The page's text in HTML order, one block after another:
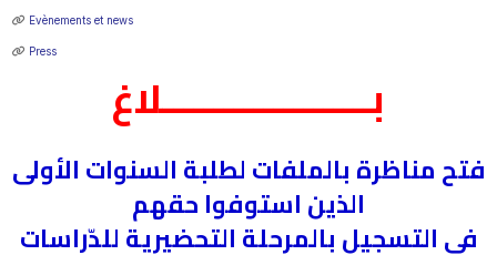
Evènements et news
Press
بـــــــــــــــــــــلاغ
فتح مناظرة بالملفات لطلبة السنوات الأولى
الذين استوفوا حقهم
في التسجيل بالمرحلة التحضيرية للدّراسات